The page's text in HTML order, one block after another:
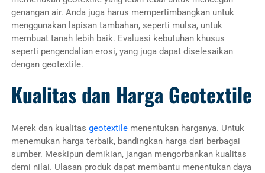
genangan air. Anda juga harus mempertimbangkan untuk
menggunakan lapisan tambahan, seperti mulsa, untuk
membuat tanah lebih baik. Evaluasi kebutuhan khusus
seperti pengendalian erosi, yang juga dapat diselesaikan
dengan geotextile.
Kualitas dan Harga Geotextile
Merek dan kualitas geotextilemenentukan harganya. Untuk
menemukan harga terbaik, bandingkan harga dari berbagai
sumber. Meskipun demikian, jangan mengorbankan kualitas
demi nilai. Ulasan produk dapat membantu menentukan daya